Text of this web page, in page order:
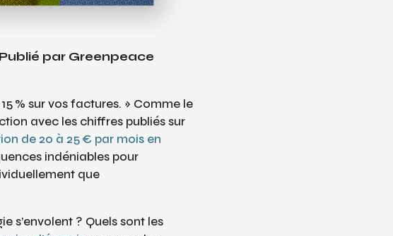
par Greenpeace
% sur vos factures. » Comme le
avec les chiffres publiés sur
de 20 à 25 € par mois en
indéniables pour
que
s’envolent ? Quels sont les